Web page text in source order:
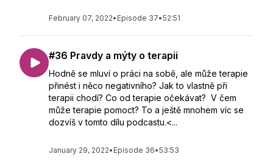
February 07, 2022• Episode 37•52:51
#36 Pravdy a mýty o terapii
Hodně se mluví o práci na sobě, ale může terapie
přinést i něco negativního? Jak to vlastně při
terapii chodí? Co od terapie očekávat? V čem
může terapie pomoct? To a ještě mnohem víc se
dozvíš v tomto dílu podcastu.<...
January 29, 2022• Episode 36•53:53